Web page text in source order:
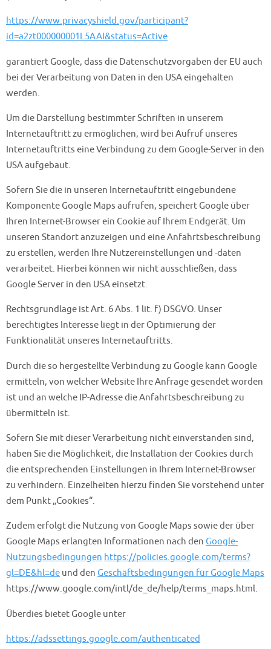
https://www.privacyshield.gov/participant?
id=a2zt000000001L5AAI&status=Active
garantiert Google, dass die Datenschutzvorgaben der EU auch
bei der Verarbeitung von Daten in den USA eingehalten
werden.
Um die Darstellung bestimmter Schriften in unserem
Internetauftritt zu ermöglichen, wird bei Aufruf unseres
Internetauftritts eine Verbindung zu dem Google-Server in den
USA aufgebaut.
Sofern Sie die in unseren Internetauftritt eingebundene
Komponente Google Maps aufrufen, speichert Google über
Ihren Internet-Browser ein Cookie auf Ihrem Endgerät. Um
unseren Standort anzuzeigen und eine Anfahrtsbeschreibung
zu erstellen, werden Ihre Nutzereinstellungen und -daten
verarbeitet. Hierbei können wir nicht ausschließen, dass
Google Server in den USA einsetzt.
Rechtsgrundlage ist Art. 6 Abs. 1 lit. f) DSGVO. Unser
berechtigtes Interesse liegt in der Optimierung der
Funktionalität unseres Internetauftritts.
Durch die so hergestellte Verbindung zu Google kann Google
ermitteln, von welcher Website Ihre Anfrage gesendet worden
ist und an welche IP-Adresse die Anfahrtsbeschreibung zu
übermitteln ist.
Sofern Sie mit dieser Verarbeitung nicht einverstanden sind,
haben Sie die Möglichkeit, die Installation der Cookies durch
die entsprechenden Einstellungen in Ihrem Internet-Browser
zu verhindern. Einzelheiten hierzu finden Sie vorstehend unter
dem Punkt „Cookies“.
Zudem erfolgt die Nutzung von Google Maps sowie der über
Google Maps erlangten Informationen nach den Google-
Nutzungsbedingungen https://policies.google.com/terms?
gl=DE&hl=de und den Geschäftsbedingungen für Google Maps
https://www.google.com/intl/de_de/help/terms_maps.html.
Überdies bietet Google unter
https://adssettings.google.com/authenticated